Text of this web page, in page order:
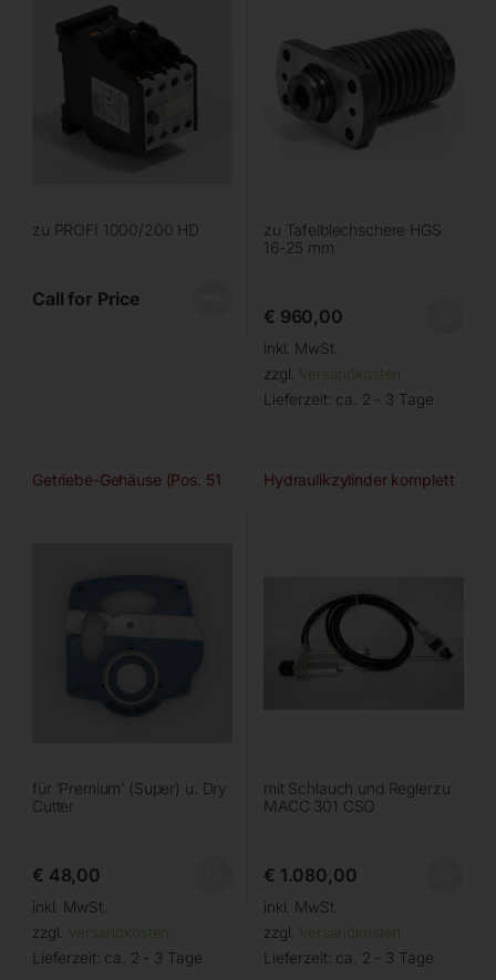
zu PROFI 1000/200 HD
Call for Price
zu Tafelblechschere HGS
16-25 mm
€ 960,00
inkl. MwSt.
zzgl. Versandkosten
Lieferzeit: ca. 2 - 3 Tage
Getriebe-Gehäuse (Pos. 51
für ‘Premium’ (Super) u. Dry
Cutter
€ 48,00
inkl. MwSt.
zzgl. Versandkosten
Lieferzeit: ca. 2 - 3 Tage
Hydraulikzylinder komplett
mit Schlauch und Reglerzu
MACC 301 CSO
€ 1.080,00
inkl. MwSt.
zzgl. Versandkosten
Lieferzeit: ca. 2 - 3 Tage